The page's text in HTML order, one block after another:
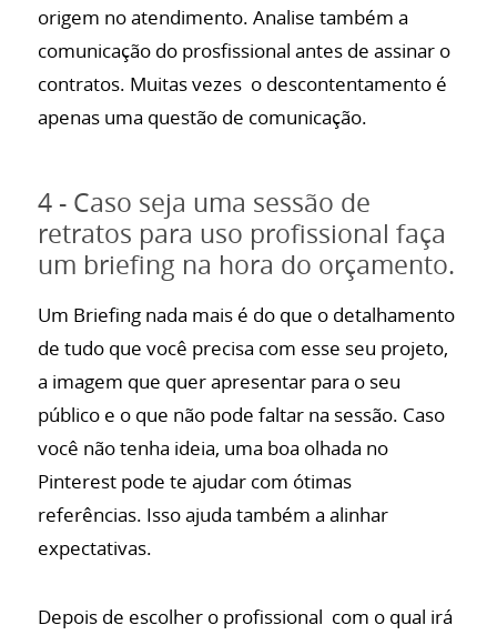
origem no atendimento. Analise também a
comunicação do prosfissional antes de assinar o
contratos. Muitas vezes o descontentamento é
apenas uma questão de comunicação.
4 - Caso seja uma sessão de
retratos para uso profissional faça
um briefing na hora do orçamento.
Um Briefing nada mais é do que o detalhamento
de tudo que você precisa com esse seu projeto,
a imagem que quer apresentar para o seu
público e o que não pode faltar na sessão. Caso
você não tenha ideia, uma boa olhada no
Pinterest pode te ajudar com ótimas
referências. Isso ajuda também a alinhar
expectativas.
Depois de escolher o profissional com o qual irá